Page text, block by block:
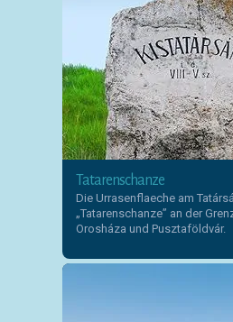
Tatarenschanze
Die Urrasenflaeche am
„Tatarenschanze” an der
Orosháza und Pusztaföldvár.